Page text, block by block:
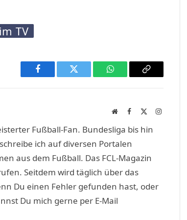
TV
Facebook Twitter WhatsAppCopy
WebsiteFacebook
Fußball-Fan. Bundesliga bis hin
ich auf diversen Portalen
aus dem Fußball. Das FCL-Magazin
Seitdem wird täglich über das
Du einen Fehler gefunden hast, oder
Du mich gerne per E-Mail